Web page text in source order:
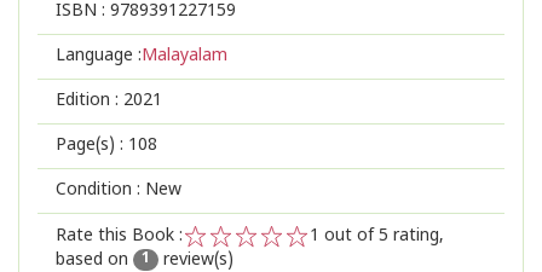
ISBN : 9789391227159
Language :Malayalam
Edition : 2021
Page(s) : 108
Condition : New
Rate this Book :
2
1
1 out of 5 rating,
based on
1 review(s)